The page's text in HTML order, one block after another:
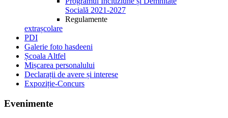
Socială 2021-2027
Regulamente
extrașcolare
PDI
Galerie foto hasdeeni
Școala Altfel
Mișcarea personalului
Declarații de avere și interese
Expoziție-Concurs
Evenimente